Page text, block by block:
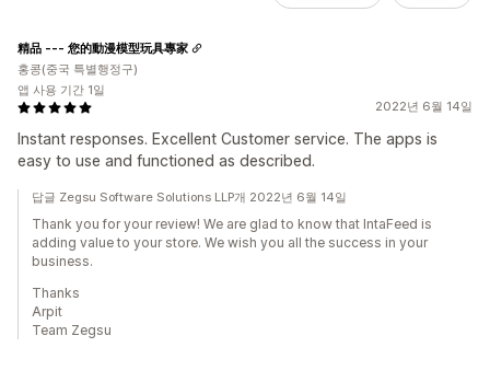
2022년 6월 14일
Instant responses. Excellent Customer service. The apps is
easy to use and functioned as described.
精品 --- 您的動漫模型玩具專家
홍콩(중국 특별행정구)
앱 사용 기간 1일
답글 Zegsu Software Solutions LLP개 2022년 6월 14일
Thank you for your review! We are glad to know that IntaFeed is
adding value to your store. We wish you all the success in your
business.
Thanks
Arpit
Team Zegsu